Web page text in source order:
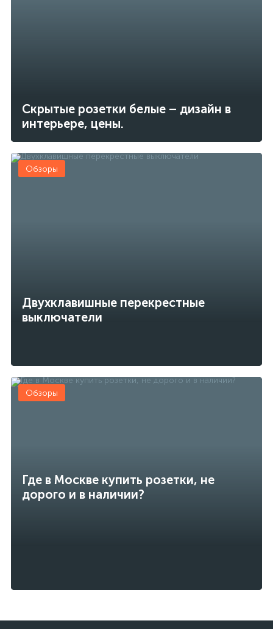
Скрытые розетки белые – дизайн в
интерьере, цены.
Двухклавишные перекрестные
выключатели
Обзоры
Где в Москве купить розетки, не
дорого и в наличии?
Обзоры